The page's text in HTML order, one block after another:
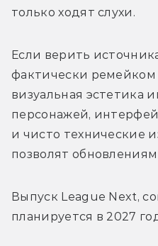
Если верить
фактически
визуальная эстетика
персонажей,
и чисто технические
Выпуск League Next,